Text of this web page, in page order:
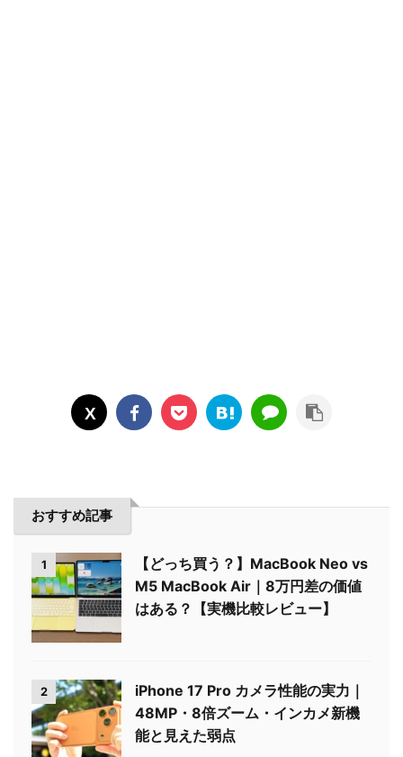
おすすめ記事
1
【どっち買う？】MacBook Neo vs
M5 MacBook Air｜8万円差の価値
はある？【実機比較レビュー】
2
iPhone 17 Pro カメラ性能の実力｜
48MP・8倍ズーム・インカメ新機
能と見えた弱点